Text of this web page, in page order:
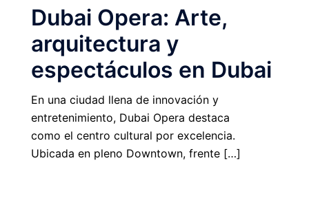
Dubai Opera: Arte,
arquitectura y
espectáculos en Dubai
En una ciudad llena de innovación y
entretenimiento, Dubai Opera destaca
como el centro cultural por excelencia.
Ubicada en pleno Downtown, frente […]